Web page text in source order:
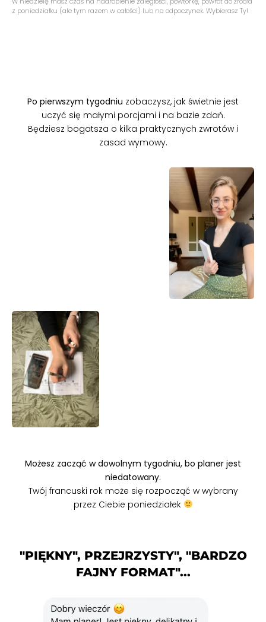
z poniedziałku (ale tym razem w całości) lub na odpoczynek. Wybierasz Ty!
Po pierwszym tygodniu zobaczysz, jak świetnie jest
uczyć się małymi porcjami i na bazie zdań.
Będziesz bogatsza o kilka praktycznych zwrotów i
zasad wymowy.
Możesz zacząć w dowolnym tygodniu, bo planer jest
niedatowany.
Twój francuski rok może się rozpocząć w wybrany
przez Ciebie poniedziałek
"PIĘKNY", PRZEJRZYSTY", "BARDZO
FAJNY FORMAT"...